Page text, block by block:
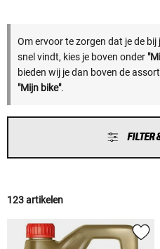
Om ervoor te zorgen dat je de
snel vindt, kies je boven onder
bieden wij je dan boven de
"Mijn bike".
FILTER
123 artikelen